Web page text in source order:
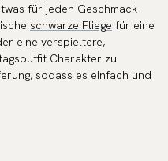
für jeden Geschmack
schwarze Fliege für eine
eine verspieltere,
Charakter zu
sodass es einfach und